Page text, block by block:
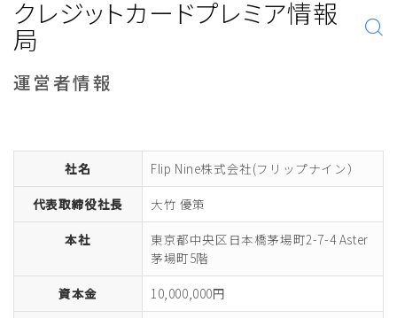
クレジットカードプレミア情報
局
運営者情報
社名
Flip Nine株式会社(フリップナイン）
代表取締役社長
大竹 優策
本社
東京都中央区日本橋茅場町2-7-4 Aster
茅場町5階
資本金
10,000,000円